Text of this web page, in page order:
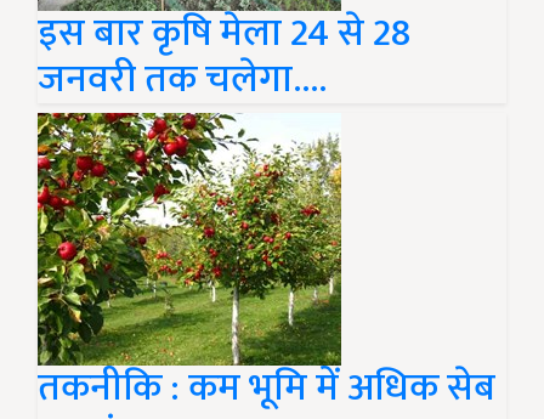
इस बार कृषि मेला 24 से 28
जनवरी तक चलेगा....
तकनीकि : कम भूमि में अधिक सेब